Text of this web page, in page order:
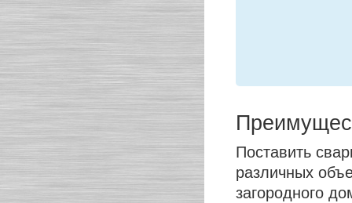
Поставить
различных
загородного